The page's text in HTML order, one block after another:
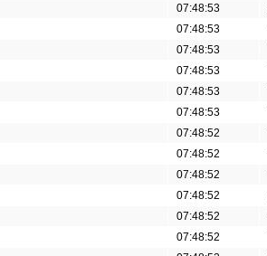
07:48:53
07:48:53
07:48:53
07:48:53
07:48:53
07:48:53
07:48:52
07:48:52
07:48:52
07:48:52
07:48:52
07:48:52